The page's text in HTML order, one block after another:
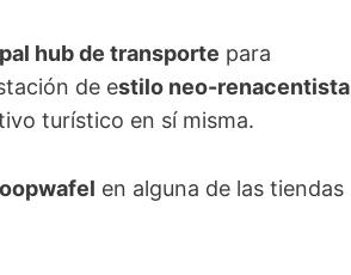
hub de transporte para
de estilo neo-renacentista
turístico en sí misma.
en alguna de las tiendas